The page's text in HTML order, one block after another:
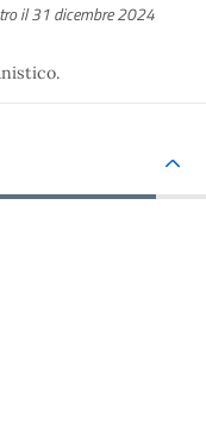
il 31 dicembre 2024